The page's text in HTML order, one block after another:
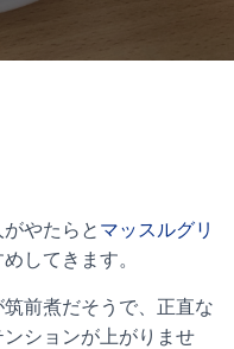
やたらと マッスルグリ
してきます。
前煮だそうで、正直な
ションが上がりませ